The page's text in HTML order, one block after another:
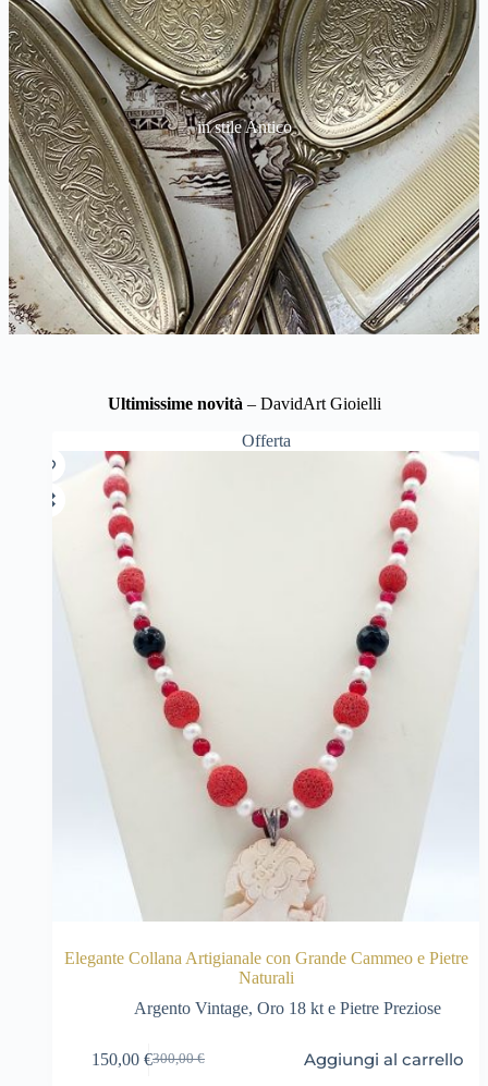
in stile Antico
Ultimissime novità – DavidArt Gioielli
Offerta
Elegante Collana Artigianale con Grande Cammeo e Pietre
Naturali
Argento Vintage, Oro 18 kt e Pietre Preziose
300,00€
Il
150,00 €Il
Aggiungi al carrello